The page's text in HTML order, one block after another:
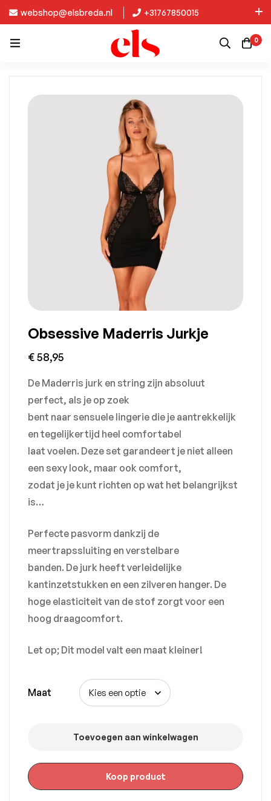
webshop@elsbreda.nl
+31767850015
Nieuw in de collectie: Kinky Diva!
0
Obsessive Maderris Jurkje
€58,95
De Maderris jurk en string zijn absoluut
perfect, als je op zoek
bent naar sensuele lingerie die je aantrekkelijk
en tegelijkertijd heel comfortabel
laat voelen. Deze set garandeert je niet alleen
een sexy look, maar ook comfort,
zodat je je kunt richten op wat het belangrijkst
is…
Perfecte pasvorm dankzij de
meertrapssluiting en verstelbare
banden. De jurk heeft verleidelijke
kantinzetstukken en een zilveren hanger. De
hoge elasticiteit van de stof zorgt voor een
hoog draagcomfort.
Let op; Dit model valt een maat kleiner!
Maat
Toevoegen aan winkelwagen
Koop product